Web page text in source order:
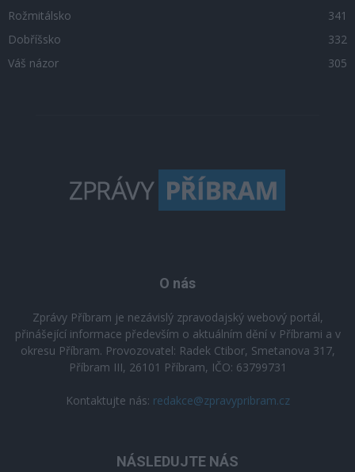
Rožmitálsko
341
Dobříšsko
332
Váš názor
305
O nás
Zprávy Příbram je nezávislý zpravodajský webový portál,
přinášející informace především o aktuálním dění v Příbrami a v
okresu Příbram. Provozovatel: Radek Ctibor, Smetanova 317,
Příbram III, 26101 Příbram, IČO: 63799731
Kontaktujte nás: redakce@zpravypribram.cz
NÁSLEDUJTE NÁS